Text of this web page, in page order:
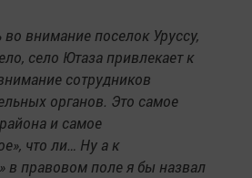
во внимание поселок Уруссу,
село Ютаза привлекает к
сотрудников
органов. Это самое
и самое
что ли… Ну а к
в правовом поле я бы назвал